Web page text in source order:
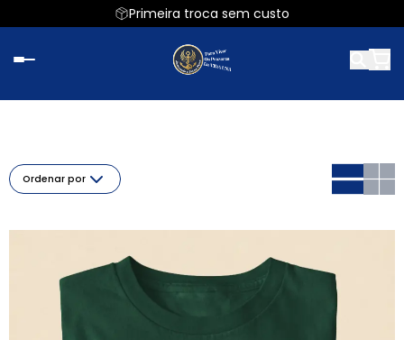
Primeira troca sem custo
Ordenar por